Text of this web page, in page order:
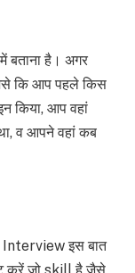
है। अगर
कि आप पहले किस
किया, आप वहां
व आपने वहां कब
Interview इस बात